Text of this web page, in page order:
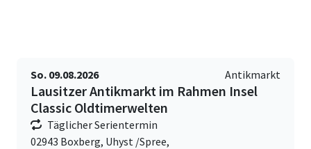
So. 09.08.2026 Antikmarkt
Lausitzer Antikmarkt im Rahmen Insel
Classic Oldtimerwelten
Täglicher Serientermin
02943 Boxberg, Uhyst /Spree,